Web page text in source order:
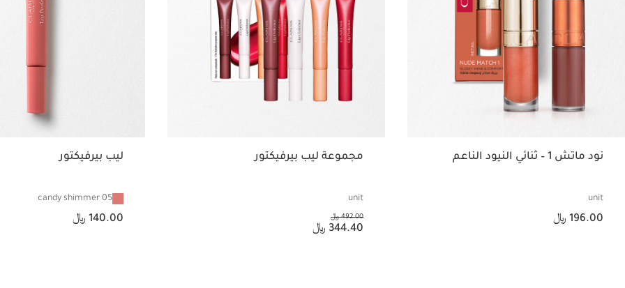
نود ماتش 1 – ثنائي النيود الناعم
unit
السعر الحالي هو 196.00 ﷼
196.00 ﷼
مجموعة ليب بيرفيكتور
unit
492.00 ﷼
السعر الحالي هو 344.40 ﷼
344.40 ﷼
ليب بيرفيكتور
05 candy shimmer
السعر الحالي هو 140.00 ﷼
140.00 ﷼